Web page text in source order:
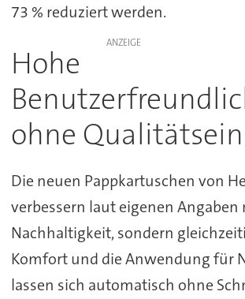
73 % reduziert werden.
ANZEIGE
Hohe
ohne
Die neuen Pappkartuschen von
verbessern laut eigenen
Nachhaltigkeit, sondern
Komfort und die Anwendung für
lassen sich automatisch ohne